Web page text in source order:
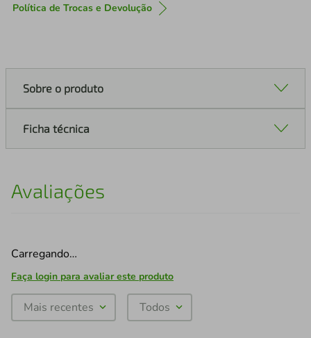
Política de Trocas e Devolução
Sobre o produto
Ficha técnica
Avaliações
Carregando…
Faça login para avaliar este produto
Mais recentes Todos